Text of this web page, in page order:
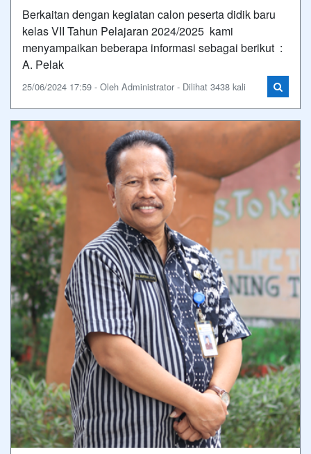
Berkaitan dengan kegiatan calon peserta didik baru
kelas VII Tahun Pelajaran 2024/2025 kami
menyampaikan beberapa informasi sebagai berikut :
A. Pelak
25/06/2024 17:59 - Oleh Administrator - Dilihat 3438 kali